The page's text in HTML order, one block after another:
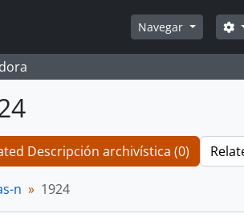
Navegar
Descripción archivística (0)
n 1924